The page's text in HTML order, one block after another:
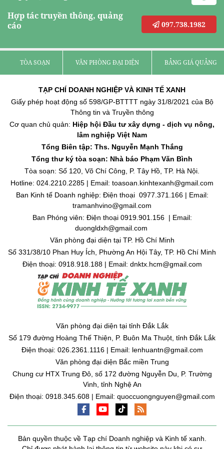
Hợp tác truyền thông, quảng
cáo
097.738.1982
TÒA SOẠN VĂN PHÒNG ĐẠI DIỆN BẢNG GIÁ QUẢNG
TẠP CHÍ DOANH NGHIỆP VÀ KINH TẾ XANH
Giấy phép hoạt động số 598/GP-BTTTT ngày 31/8/2021 của Bộ
Thông tin và Truyền thông
Cơ quan chủ quản: Hiệp hội Đầu tư xây dựng - dịch vụ nông,
lâm nghiệp Việt Nam
Tổng Biên tập: Ths. Nguyễn Mạnh Thắng
Tổng thư ký tòa soạn: Nhà báo Phạm Văn Bình
Tòa soạn: Số 120, Võ Chí Công, P. Tây Hồ, TP. Hà Nội.
Hotline: 024.2210.2285 | Email: toasoan.kinhtexanh@gmail.com
Ban Kinh tế Doanh nghiệp: Điện thoại 0977.371.166 | Email:
tramanhvino@gmail.com
Ban Phóng viên: Điện thoại 0919.901.156 | Email:
duongldxh@gmail.com
Văn phòng đại diện tại TP. Hồ Chí Minh
Số 331/38/10 Phan Huy Ích, Phường An Hội Tây, TP. Hồ Chí Minh
Điện thoại: 0918.918.188 | Email: dnktx.hcm@gmail.com
Văn phòng đại diện tại tỉnh Đắk Lắk
Số 179 đường Hoàng Thế Thiện, P. Buôn Ma Thuột, tỉnh Đắk Lắk
Điện thoại: 026.2361.1116 | Email: lenhuantn@gmail.com
Văn phòng đại diện Bắc miền Trung
Chung cư HTX Trung Đô, số 172 đường Nguyễn Du, P. Trường
Vinh, tỉnh Nghệ An
Điện thoại: 0918.345.608 | Email: quoccuongnguyen@gmail.com
Bản quyền thuộc về Tạp chí Doanh nghiệp và Kinh tế xanh.